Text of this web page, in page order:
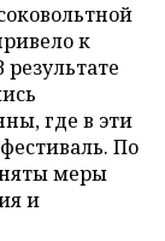
к
где в эти
По
меры
и